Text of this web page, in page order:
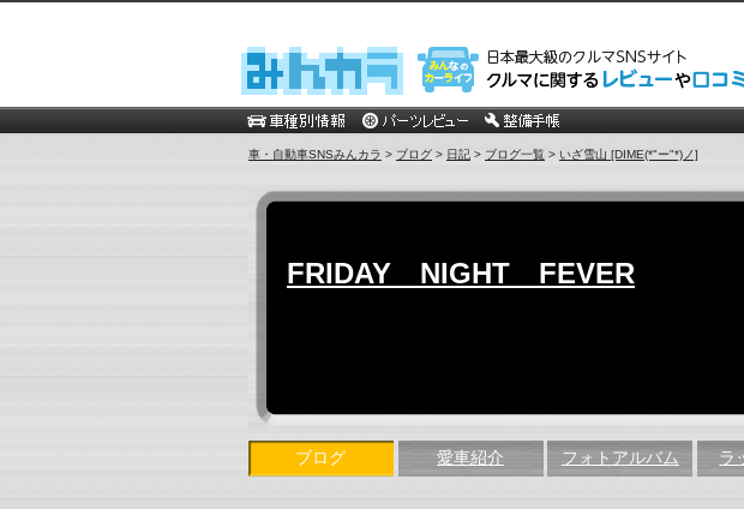
車・自動車SNSみんカラ > ブログ > 日記 > ブログ一覧 > いざ雪山 [DIME(*"ー"*)ノ]
FRIDAY NIGHT FEVER
ブログ 愛車紹介 フォトアルバム ラ